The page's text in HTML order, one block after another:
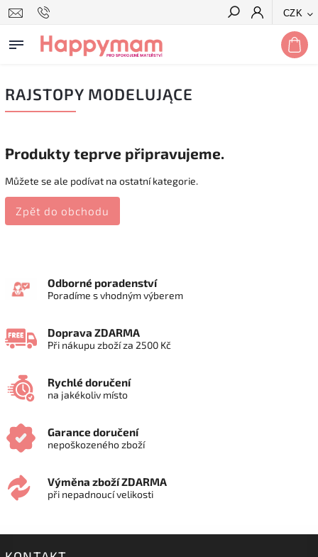
CZK
Hledat
RAJSTOPY MODELUJĄCE
Produkty teprve připravujeme.
Můžete se ale podívat na ostatní kategorie.
Zpět do obchodu
Odborné poradenství
Poradíme s vhodným výberem
Doprava ZDARMA
Při nákupu zboží za 2500 Kč
Rychlé doručení
na jakékoliv místo
Garance doručení
nepoškozeného zboží
Výměna zboží ZDARMA
při nepadnoucí velikosti